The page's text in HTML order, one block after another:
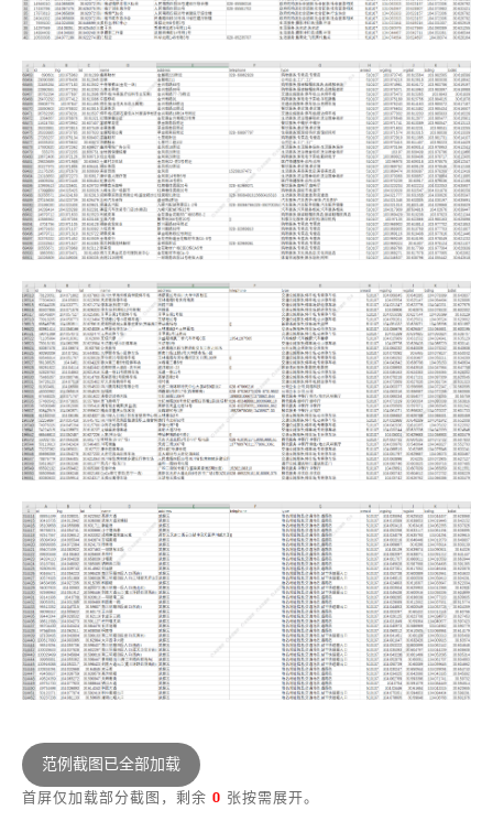
范例截图已全部加载
首屏仅加载部分截图，剩余0 张按需展开。